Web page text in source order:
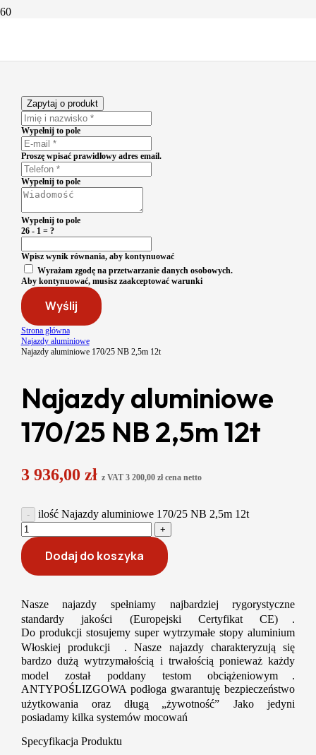
Zapytaj o produkt
Wypełnij to pole
Proszę wpisać prawidłowy adres email.
Wypełnij to pole
Wypełnij to pole
26 - 1 = ?
Wpisz wynik równania, aby kontynuować
Wyrażam zgodę na przetwarzanie danych osobowych.
Aby kontynuować, musisz zaakceptować warunki
Wyślij
Strona główna
Najazdy aluminiowe
Najazdy aluminiowe 170/25 NB 2,5m 12t
Najazdy aluminiowe
170/25 NB 2,5m 12t
3 936,00 zł z VAT 3 200,00 złcena netto
ilość Najazdy aluminiowe 170/25 NB 2,5m 12t
Dodaj do koszyka
Nasze najazdy spełniamy najbardziej rygorystyczne
standardy jakości (Europejski Certyfikat CE) .
Do produkcji stosujemy super wytrzymałe stopy aluminium
Włoskiej produkcji . Nasze najazdy charakteryzują się
bardzo dużą wytrzymałością i trwałością ponieważ każdy
model został poddany testom obciążeniowym .
ANTYPOŚLIZGOWA podłoga gwarantuję bezpieczeństwo
użytkowania oraz długą „żywotność” Jako jedyni
posiadamy kilka systemów mocowań
Specyfikacja Produktu